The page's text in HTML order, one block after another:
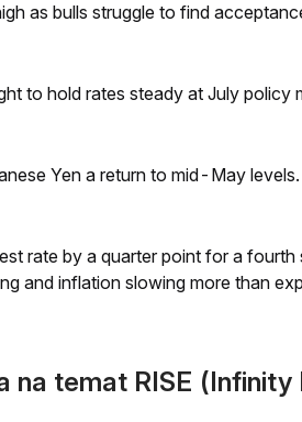
as bulls struggle to find
to hold rates steady at July policy
Yen a return to mid-May levels.
rate by a quarter point for a
and inflation slowing more than
na temat RISE (Infinity